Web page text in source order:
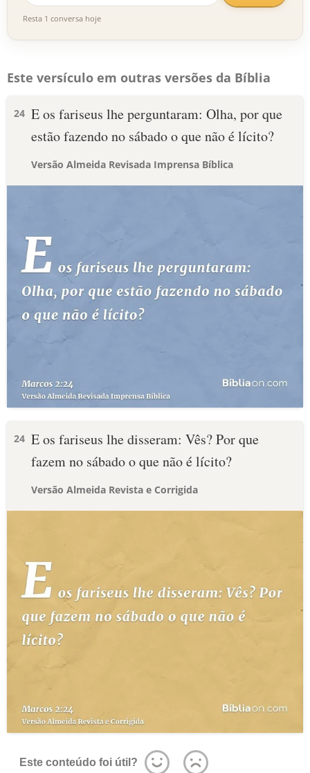
Resta 1 conversa hoje
Este versículo em outras versões da Bíblia
24 E os fariseus lhe perguntaram: Olha, por que
estão fazendo no sábado o que não é lícito?
Versão Almeida Revisada Imprensa Bíblica
24 E os fariseus lhe disseram: Vês? Por que
fazem no sábado o que não é lícito?
Versão Almeida Revista e Corrigida
Este conteúdo foi útil?